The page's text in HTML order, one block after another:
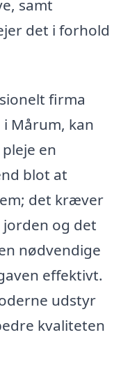
samt
det i forhold
firma
Mårum, kan
en
blot at
det kræver
og det
nødvendige
effektivt.
udstyr
kvaliteten